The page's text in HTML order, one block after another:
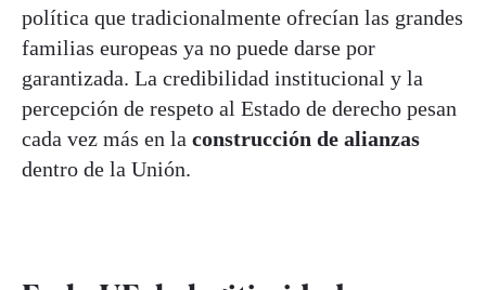
política que tradicionalmente ofrecían las grandes
familias europeas ya no puede darse por
garantizada. La credibilidad institucional y la
percepción de respeto al Estado de derecho pesan
cada vez más en la construcción de alianzas
dentro de la Unión.